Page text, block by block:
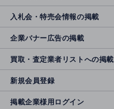
入札会・特売会情報の掲載
企業バナー広告の掲載
買取・査定業者リストへの掲載
新規会員登録
掲載企業様用ログイン